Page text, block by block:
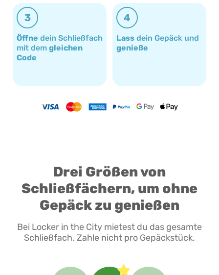
3
Öffne dein Schließfach
mit dem gleichen
Code
4
Lass dein Gepäck und
genieße
Drei Größen von
Schließfächern, um ohne
Gepäck zu genießen
Bei Locker in the City mietest du das gesamte
Schließfach. Zahle nicht pro Gepäckstück.